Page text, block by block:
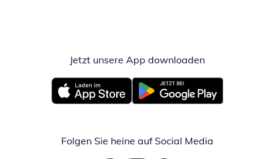
Jetzt unsere App downloadenÖffnet in
Öffnet in neuem FensterÖffnet in neuem Fenster
Folgen Sie heine auf Social Media